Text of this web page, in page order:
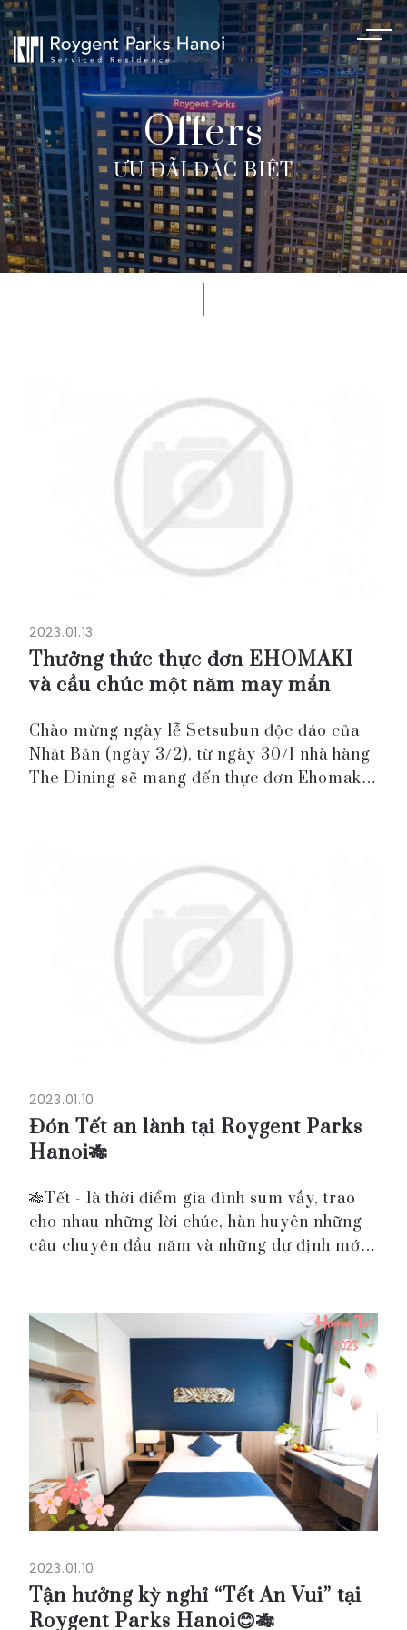
Offers
ƯU ĐÃI ĐẶC BIỆT
2023.01.13
Thưởng thức thực đơn EHOMAKI
và cầu chúc một năm may mắn
Chào mừng ngày lễ Setsubun độc đáo của
Nhật Bản (ngày 3/2), từ ngày 30/1 nhà hàng
The Dining sẽ mang đến thực đơn Ehomaki
2023.01.10
Đón Tết an lành tại Roygent Parks
Hanoi🎋
🎋Tết - là thời điểm gia đình sum vầy, trao
cho nhau những lời chúc, hàn huyên những
câu chuyện đầu năm và những dự định mới.
nhớ bằng trải ...
2023.01.10
Tận hưởng kỳ nghỉ “Tết An Vui” tại
Roygent Parks Hanoi😊🎋